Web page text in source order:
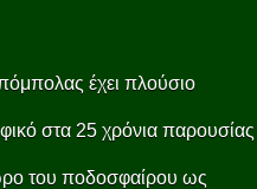
έχει πλούσιο
στα 25 χρόνια παρουσίας
του ποδοσφαίρου ως